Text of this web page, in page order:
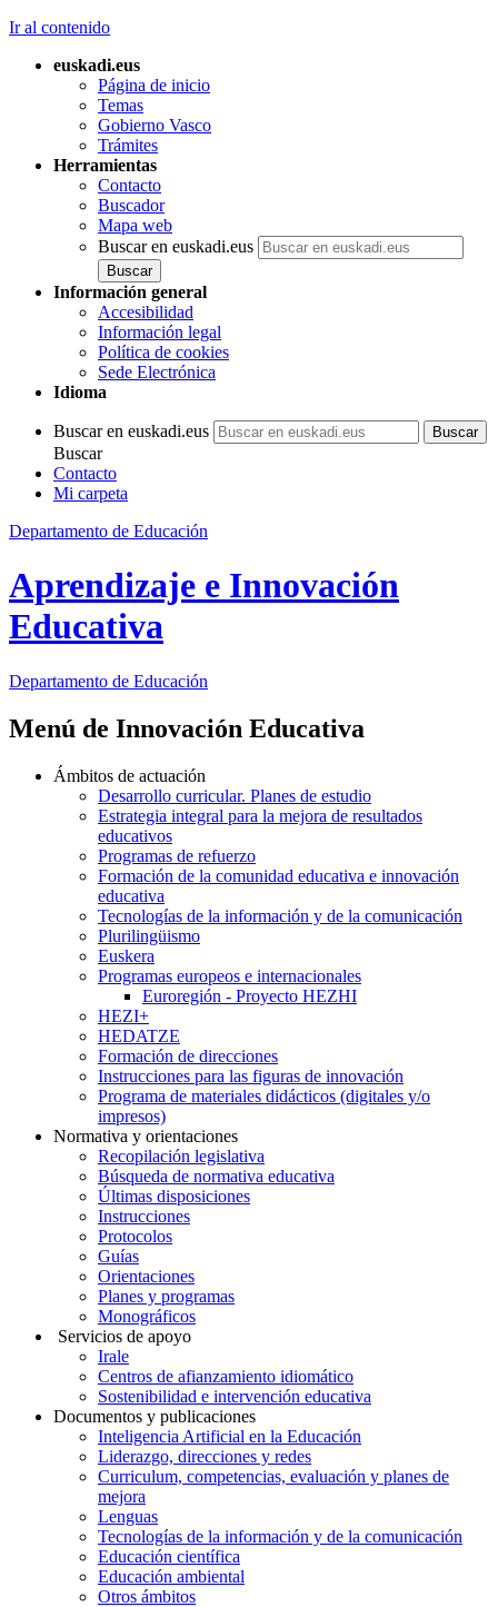
Ir al contenido
euskadi.eus
Página de inicio
Temas
Gobierno Vasco
Trámites
Herramientas
Contacto
Buscador
Mapa web
Buscar en euskadi.eus
Información general
Accesibilidad
Información legal
Política de cookies
Sede Electrónica
Idioma
Buscar en euskadi.eus
Buscar
Contacto
Mi carpeta
Departamento de Educación
Aprendizaje e Innovación
Educativa
Departamento de Educación
Menú de Innovación Educativa
Ámbitos de actuación
Desarrollo curricular. Planes de estudio
Estrategia integral para la mejora de resultados
educativos
Programas de refuerzo
Formación de la comunidad educativa e innovación
educativa
Tecnologías de la información y de la comunicación
Plurilingüismo
Euskera
Programas europeos e internacionales
Euroregión - Proyecto HEZHI
HEZI+
HEDATZE
Formación de direcciones
Instrucciones para las figuras de innovación
Programa de materiales didácticos (digitales y/o
impresos)
Normativa y orientaciones
Recopilación legislativa
Búsqueda de normativa educativa
Últimas disposiciones
Instrucciones
Protocolos
Guías
Orientaciones
Planes y programas
Monográficos
Servicios de apoyo
Irale
Centros de afianzamiento idiomático
Sostenibilidad e intervención educativa
Documentos y publicaciones
Inteligencia Artificial en la Educación
Liderazgo, direcciones y redes
Curriculum, competencias, evaluación y planes de
mejora
Lenguas
Tecnologías de la información y de la comunicación
Educación científica
Educación ambiental
Otros ámbitos